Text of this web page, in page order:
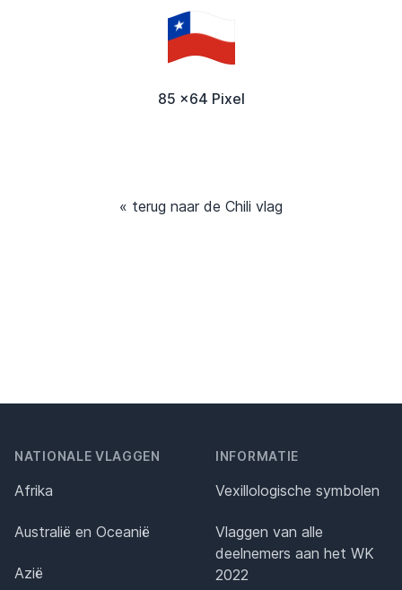
85 x64 Pixel
« terug naar de Chili vlag
NATIONALE VLAGGEN
Afrika
Australië en Oceanië
Azië
INFORMATIE
Vexillologische symbolen
Vlaggen van alle
deelnemers aan het WK
2022